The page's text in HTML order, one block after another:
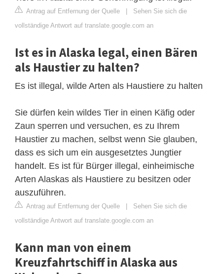
Antrag auf Entfernung der Quelle | Sehen Sie sich die
vollständige Antwort auf translate.google.com an
Ist es in Alaska legal, einen Bären
als Haustier zu halten?
Es ist illegal, wilde Arten als Haustiere zu halten
Sie dürfen kein wildes Tier in einen Käfig oder
Zaun sperren und versuchen, es zu Ihrem
Haustier zu machen, selbst wenn Sie glauben,
dass es sich um ein ausgesetztes Jungtier
handelt. Es ist für Bürger illegal, einheimische
Arten Alaskas als Haustiere zu besitzen oder
auszuführen.
Antrag auf Entfernung der Quelle | Sehen Sie sich die
vollständige Antwort auf translate.google.com an
Kann man von einem
Kreuzfahrtschiff in Alaska aus